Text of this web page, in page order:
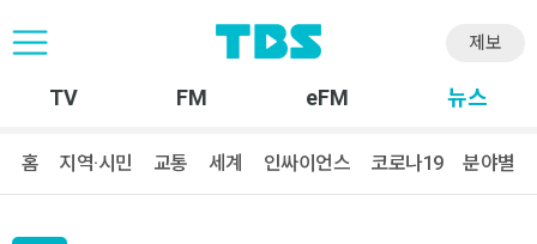
제보
TV FM eFM 뉴스
홈 지역·시민 교통 세계 인싸이언스 코로나19 분야별